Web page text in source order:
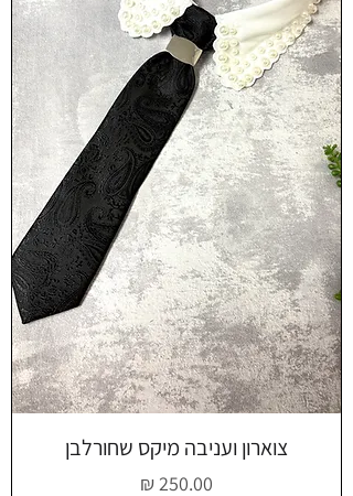
צוארון ועניבה מיקס שחורלבן
מחיר